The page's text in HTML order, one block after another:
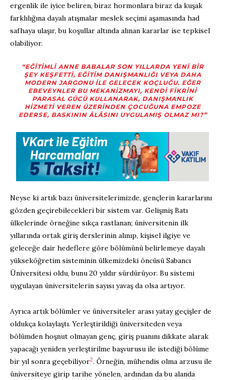
ergenlik ile iyice beliren, biraz hormonlara biraz da kuşak
farklılığına dayalı atışmalar meslek seçimi aşamasında had
safhaya ulaşır, bu koşullar altında alınan kararlar ise tepkisel
olabiliyor.
“EĞITIMLI ANNE BABALAR SON YILLARDA YENI BIR
ŞEY KEŞFETTI, EĞITIM DANIŞMANLIĞI VEYA DAHA
MODERN JARGONU ILE GELECEK KOÇLUĞU. EĞER
EBEVEYNLER BU MEKANIZMAYI, KENDI FIKRINI
PARASAL GÜCÜ KULLANARAK, DANIŞMANLIK
HIZMETI VEREN ÜZERINDEN ÇOCUĞUNA EMPOZE
EDERSE, BASKININ ÂLÂSINI UYGULAMIŞ OLMAZ MI?”
Neyse ki artık bazı üniversitelerimizde, gençlerin kararlarını
gözden geçirebilecekleri bir sistem var. Gelişmiş Batı
ülkelerinde örneğine sıkça rastlanan; üniversitenin ilk
yıllarında ortak giriş derslerinin alınıp, kişisel ilgiye ve
geleceğe dair hedeflere göre bölümünü belirlemeye dayalı
yükseköğretim sisteminin ülkemizdeki öncüsü Sabancı
Üniversitesi oldu, bunu 20 yıldır sürdürüyor. Bu sistemi
uygulayan üniversitelerin sayısı yavaş da olsa artıyor.
Ayrıca artık bölümler ve üniversiteler arası yatay geçişler de
oldukça kolaylaştı. Yerleştirildiği üniversiteden veya
bölümden hoşnut olmayan genç, giriş puanını dikkate alarak
yapacağı yeniden yerleştirilme başvurusu ile istediği bölüme
bir yıl sonra geçebiliyor2. Örneğin, mühendis olma arzusu ile
üniversiteye girip tarihe yönelen, ardından da bu alanda